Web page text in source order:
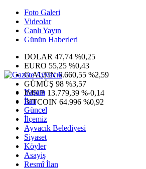
Foto Galeri
Videolar
Canlı Yayın
Günün Haberleri
DOLAR 47,74 %0,25
EURO 55,25 %0,43
G.ALTIN6.660,55 %2,59
GÜMÜŞ 98 %3,57
IMKB 13.779,39 %-0,14
BITCOIN 64.996 %0,92
Yaşam
İlan
Güncel
İlçemiz
Ayvacık Belediyesi
Siyaset
Köyler
Asayiş
Resmî İlan